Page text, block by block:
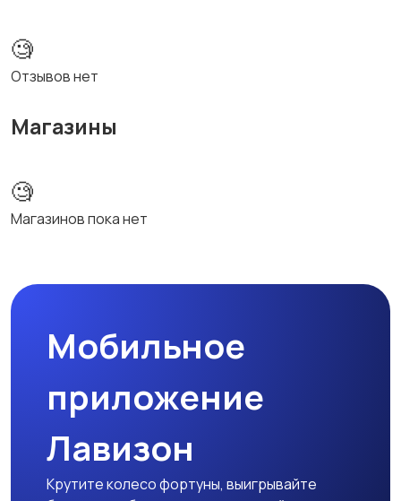
🧐
Отзывов нет
Магазины
🧐
Магазинов пока нет
Мобильное
приложение
Лавизон
Крутите колесо фортуны, выигрывайте